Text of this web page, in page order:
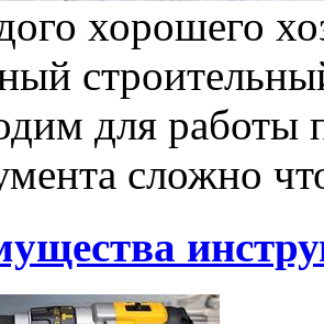
хорошего
для работы
сложно